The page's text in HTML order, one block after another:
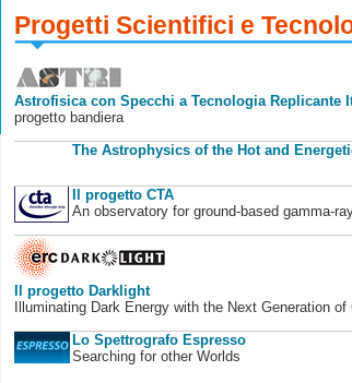
Progetti Scientifici e
Astrofisica con Specchi a Tecnologia Replicante
progetto bandiera
The Astrophysics of the Hot and
Il progetto CTA
An observatory for ground-based gamma-
Il progetto Darklight
Illuminating Dark Energy with the Next Generation
Lo Spettrografo Espresso
Searching for other Worlds